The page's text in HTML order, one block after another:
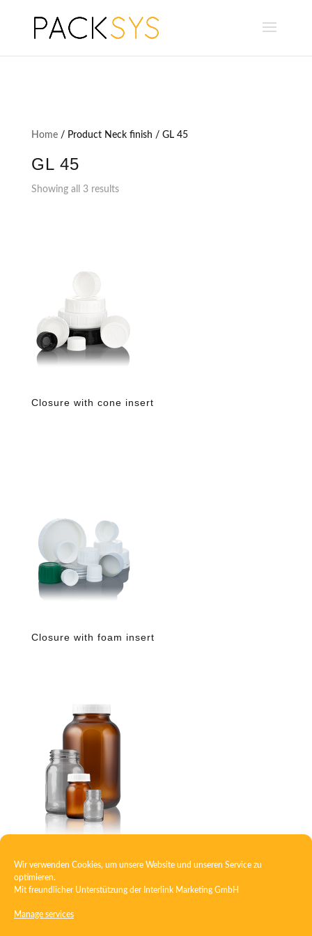
Wir verwenden Cookies, um unsere Website und unseren Service zu
optimieren.
Mit freundlicher Unterstützung der Interlink Marketing GmbH
Manage services
Home/ Product Neck finish / GL 45
GL 45
Showing all 3 results
Closure with cone insert
Closure with foam insert
Wide-mouth jar